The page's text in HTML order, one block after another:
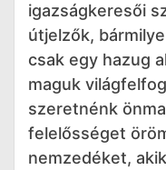
igazságkeresői
útjelzők,
csak egy hazug
maguk
szeretnénk
felelősséget
nemzedéket,